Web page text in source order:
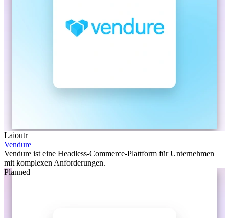
Laioutr
Vendure
Vendure ist eine Headless-Commerce-Plattform für Unternehmen
mit komplexen Anforderungen.
Planned